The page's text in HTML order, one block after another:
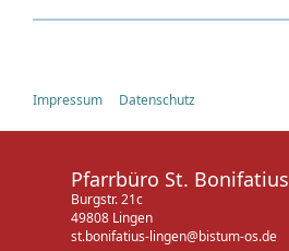
Impressum Datenschutz
Pfarrbüro St. Bonifatius
Burgstr. 21c
49808 Lingen
st.bonifatius-lingen@bistum-os.de